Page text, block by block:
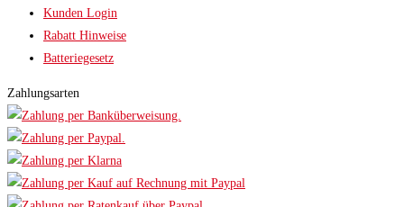
Kunden Login
Rabatt Hinweise
Batteriegesetz
Zahlungsarten